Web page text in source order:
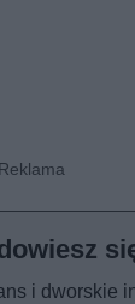
i dworskie